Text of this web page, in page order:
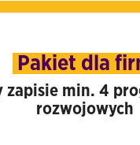
Pakiet dla
zapisie min. 4
rozwojowych